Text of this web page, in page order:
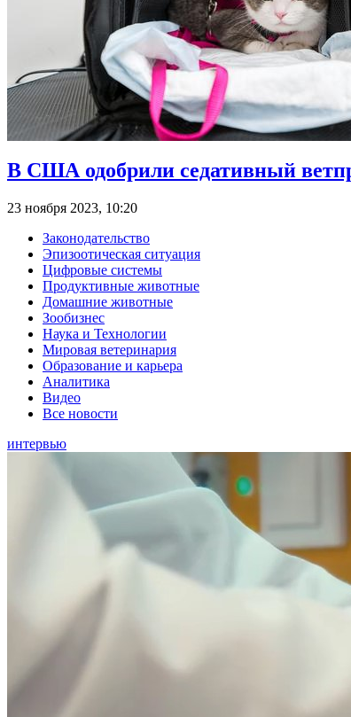
В США одобрили седативный
23 ноября 2023, 10:20
Законодательство
Эпизоотическая ситуация
Цифровые системы
Продуктивные животные
Домашние животные
Зообизнес
Наука и Технологии
Мировая ветеринария
Образование и карьера
Аналитика
Видео
Все новости
интервью